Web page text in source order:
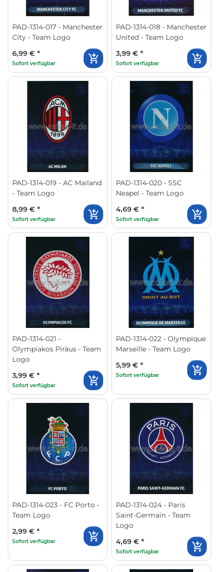
PAD-1314-017 - Manchester
City - Team Logo
6,99 € *
Sofort verfügbar
PAD-1314-018 - Manchester
United - Team Logo
3,99 € *
Sofort verfügbar
PAD-1314-019 - AC Mailand
- Team Logo
8,99 € *
Sofort verfügbar
PAD-1314-020 - SSC
Neapel - Team Logo
4,69 € *
Sofort verfügbar
PAD-1314-021 -
Olympiakos Piräus - Team
Logo
3,99 € *
Sofort verfügbar
PAD-1314-022 - Olympique
Marseille - Team Logo
5,99 € *
Sofort verfügbar
PAD-1314-023 - FC Porto -
Team Logo
2,99 € *
Sofort verfügbar
PAD-1314-024 - Paris
Saint-Germain - Team
Logo
4,69 € *
Sofort verfügbar